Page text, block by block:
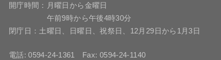
開庁時間：月曜日から金曜日
午前9時から午後4時30分
閉庁日：土曜日、日曜日、祝祭日、12月29日から1月3日
電話: 0594-24-1361 Fax: 0594-24-1140